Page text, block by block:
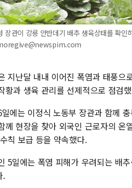
장관이 강릉 안반데기 배추 생육상태를 확
지난달 내내 이어진 폭염과 태풍으
황과 생육 관리를 선제적으로 점검
에는 이정식 노동부 장관과 함께
께 현장을 찾아 외국인 근로자의
칙 보급 등을 약속했다.
5일에는 폭염 피해가 우려되는 배
.